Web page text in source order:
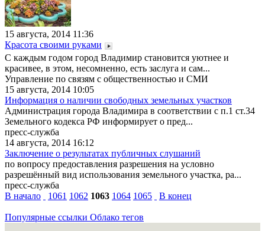
15 августа, 2014 11:36
Красота своими руками
С каждым годом город Владимир становится уютнее и
красивее, в этом, несомненно, есть заслуга и сам...
Управление по связям с общественностью и СМИ
15 августа, 2014 10:05
Информация о наличии свободных земельных участков
Администрация города Владимира в соответствии с п.1 ст.34
Земельного кодекса РФ информирует о пред...
пресс-служба
14 августа, 2014 16:12
Заключение о результатах публичных слушаний
по вопросу предоставления разрешения на условно
разрешённый вид использования земельного участка, ра...
пресс-служба
В начало
1061 1062 1063 1064 1065 В конец
Популярные ссылки Облако тегов